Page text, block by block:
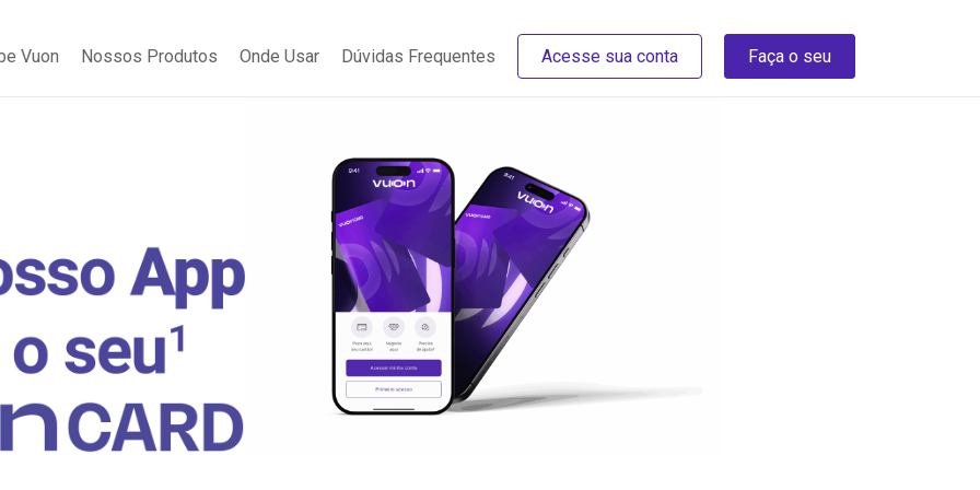
Vuon Nossos Produtos Onde Usar Dúvidas Frequentes Acesse sua conta Faça o seu